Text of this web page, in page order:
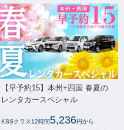
【早予約15】本州+四国 春夏の
レンタカースペシャル
KSSクラス12時間5,236円から